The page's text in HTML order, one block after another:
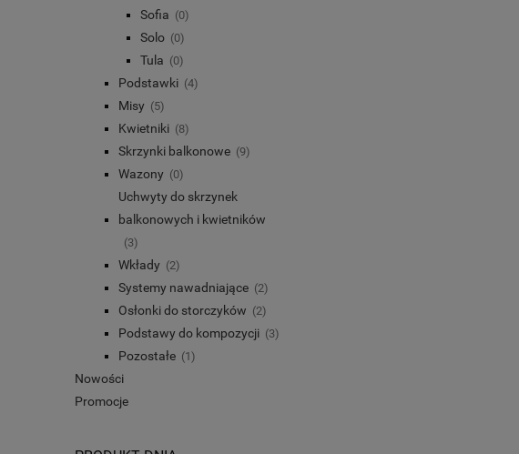
Sofia (0)
Solo (0)
Tula (0)
Podstawki (4)
Misy (5)
Kwietniki (8)
Skrzynki balkonowe (9)
Wazony (0)
Uchwyty do skrzynek
balkonowych i kwietników
(3)
Wkłady (2)
Systemy nawadniające (2)
Osłonki do storczyków (2)
Podstawy do kompozycji (3)
Pozostałe (1)
Nowości
Promocje